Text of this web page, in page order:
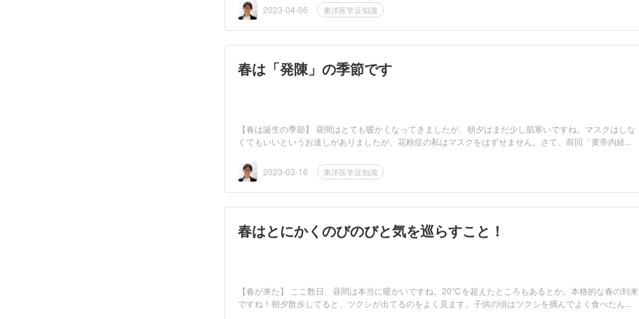
2023-04-06
東洋医学豆知識
春は「発陳」の季節です
【春は誕生の季節】 昼間はとても暖かくなってきましたが、朝夕はまだ少し肌寒いですね。マスクはしな
くてもいいというお達しがありましたが、花粉症の私はマスクをはずせません。さて、前回「黄帝内経...
2023-03-16 東洋医学豆知識
春はとにかくのびのびと気を巡らすこと！
【春が来た】 ここ数日、昼間は本当に暖かいですね。20℃を超えたところもあるとか。本格的な春の到来
ですね！朝夕散歩してると、ツクシが出てるのをよく見ます。子供の頃はツクシを摘んでよく食べたん...